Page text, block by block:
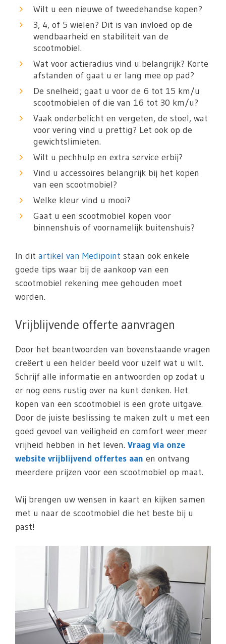
Wilt u een nieuwe of tweedehandse kopen?
3, 4, of 5 wielen? Dit is van invloed op de
wendbaarheid en stabiliteit van de
scootmobiel.
Wat voor actieradius vind u belangrijk? Korte
afstanden of gaat u er lang mee op pad?
De snelheid; gaat u voor de 6 tot 15 km/u
scootmobielen of die van 16 tot 30 km/u?
Vaak onderbelicht en vergeten, de stoel, wat
voor vering vind u prettig? Let ook op de
gewichtslimieten.
Wilt u pechhulp en extra service erbij?
Vind u accessoires belangrijk bij het kopen
van een scootmobiel?
Welke kleur vind u mooi?
Gaat u een scootmobiel kopen voor
binnenshuis of voornamelijk buitenshuis?
In dit artikel van Medipoint staan ook enkele
goede tips waar bij de aankoop van een
scootmobiel rekening mee gehouden moet
worden.
Vrijblijvende offerte aanvragen
Door het beantwoorden van bovenstaande vragen
creëert u een helder beeld voor uzelf wat u wilt.
Schrijf alle informatie en antwoorden op zodat u
er nog eens rustig over na kunt denken. Het
kopen van een scootmobiel is een grote uitgave.
Door de juiste beslissing te maken zult u met een
goed gevoel van veiligheid en comfort weer meer
vrijheid hebben in het leven. Vraag via onze
website vrijblijvend offertes aan en ontvang
meerdere prijzen voor een scootmobiel op maat.
Wij brengen uw wensen in kaart en kijken samen
met u naar de scootmobiel die het beste bij u
past!